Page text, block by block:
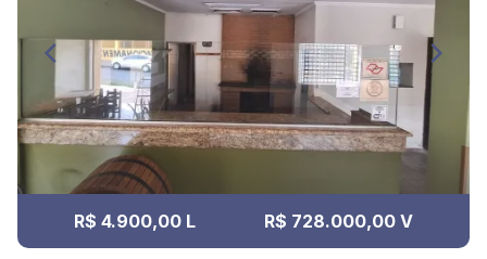
R$ 4.900,00 L R$ 728.000,00 V